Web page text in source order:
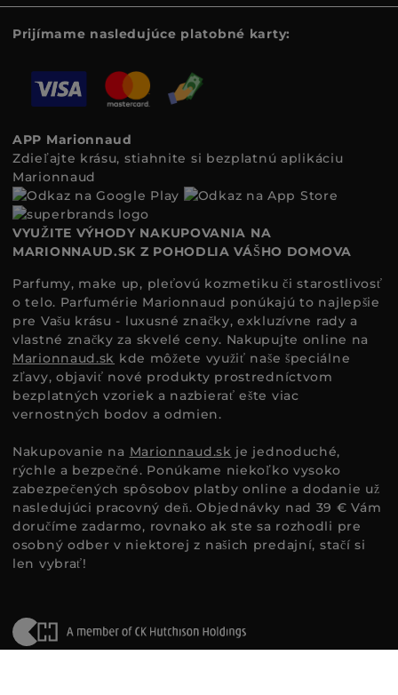
Prijímame nasledujúce platobné karty:
APP Marionnaud
Zdieľajte krásu, stiahnite si bezplatnú aplikáciu
Marionnaud
VYUŽITE VÝHODY NAKUPOVANIA NA
MARIONNAUD.SK Z POHODLIA VÁŠHO DOMOVA
Parfumy, make up, pleťovú kozmetiku či starostlivosť
o telo. Parfumérie Marionnaud ponúkajú to najlepšie
pre Vašu krásu - luxusné značky, exkluzívne rady a
vlastné značky za skvelé ceny. Nakupujte online na
Marionnaud.sk kde môžete využiť naše špeciálne
zľavy, objaviť nové produkty prostredníctvom
bezplatných vzoriek a nazbierať ešte viac
vernostných bodov a odmien.
Nakupovanie na Marionnaud.sk je jednoduché,
rýchle a bezpečné. Ponúkame niekoľko vysoko
zabezpečených spôsobov platby online a dodanie už
nasledujúci pracovný deň. Objednávky nad 39 € Vám
doručíme zadarmo, rovnako ak ste sa rozhodli pre
osobný odber v niektorej z našich predajní, stačí si
len vybrať!